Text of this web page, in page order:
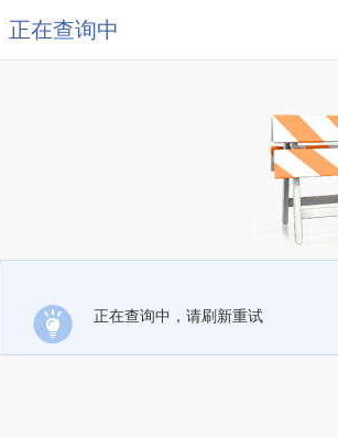
正在查询中
正在查询中，请刷新重试